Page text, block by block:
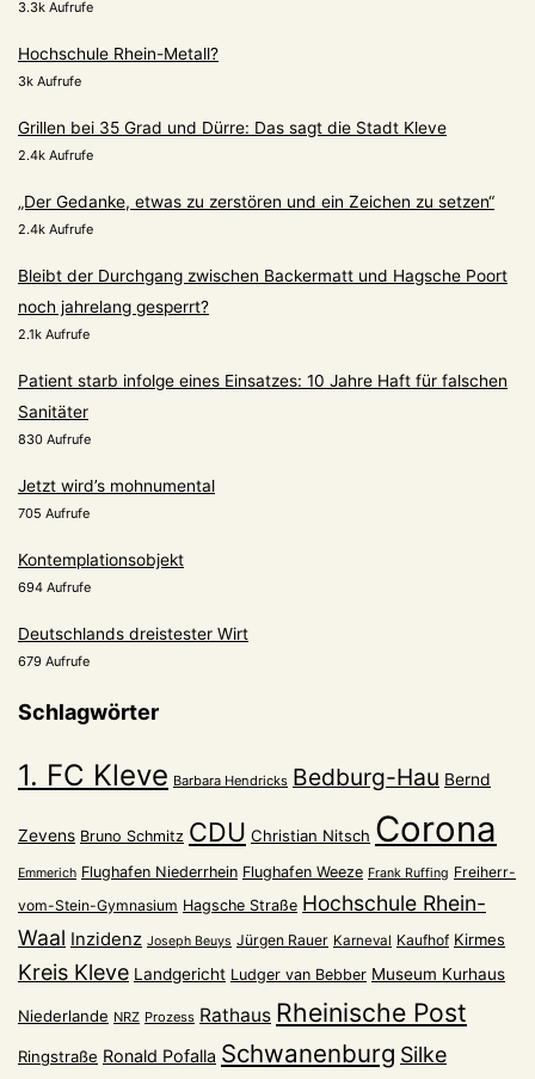
3.3k Aufrufe
Hochschule Rhein-Metall?
3k Aufrufe
Grillen bei 35 Grad und Dürre: Das sagt die Stadt Kleve
2.4k Aufrufe
„Der Gedanke, etwas zu zerstören und ein Zeichen zu setzen“
2.4k Aufrufe
Bleibt der Durchgang zwischen Backermatt und Hagsche Poort
noch jahrelang gesperrt?
2.1k Aufrufe
Patient starb infolge eines Einsatzes: 10 Jahre Haft für falschen
Sanitäter
830 Aufrufe
Jetzt wird’s mohnumental
705 Aufrufe
Kontemplationsobjekt
694 Aufrufe
Deutschlands dreistester Wirt
679 Aufrufe
Schlagwörter
1. FC Kleve Barbara Hendricks Bedburg-Hau Bernd
Zevens Bruno Schmitz CDU Christian Nitsch Corona
Emmerich Flughafen Niederrhein Flughafen Weeze Frank Ruffing Freiherr-
vom-Stein-Gymnasium Hagsche Straße Hochschule Rhein-
Waal Inzidenz Joseph Beuys Jürgen Rauer Karneval Kaufhof Kirmes
Kreis Kleve Landgericht Ludger van Bebber Museum Kurhaus
Niederlande NRZ Prozess Rathaus Rheinische Post
Ringstraße Ronald Pofalla Schwanenburg Silke